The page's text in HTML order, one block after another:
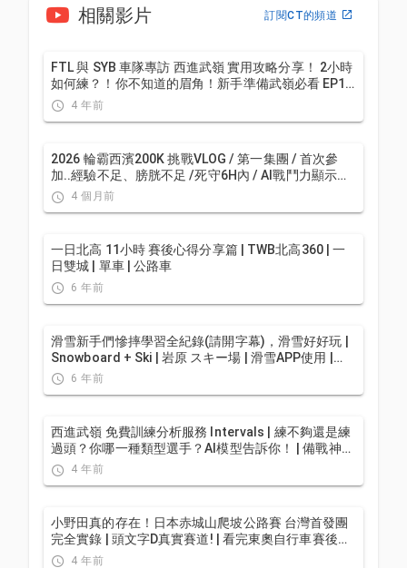
相關影片 訂閱CT的頻道
FTL 與 SYB 車隊專訪 西進武嶺 實用攻略分享！ 2小時
如何練？！你不知道的眉角！新手準備武嶺必看 EP1 |
實力派女車友 | 精華版 | 公路車 | CTYeh
4 年前
2026 輪霸西濱200K 挑戰VLOG / 第一集團 / 首次參
加..經驗不足、膀胱不足 /死守6H內 / AI戰鬥力顯示系
統 / 公路車 / CT Yeh
4 個月前
一日北高 11小時 賽後心得分享篇 | TWB北高360 | 一
日雙城 | 單車 | 公路車
6 年前
滑雪新手們慘摔學習全紀錄(請開字幕)，滑雪好好玩 |
Snowboard + Ski | 岩原 スキー場 | 滑雪APP使用 |
GoPro Max
6 年前
西進武嶺 免費訓練分析服務 Intervals | 練不夠還是練
過頭？你哪一種類型選手？AI模型告訴你！ | 備戰神器
4 年前
小野田真的存在！日本赤城山爬坡公路賽 台灣首發團
完全實錄 | 頭文字D真實賽道! | 看完東奧自行車賽後好
想再去騎一次啊！ | 公路車 | CT Yeh
4 年前